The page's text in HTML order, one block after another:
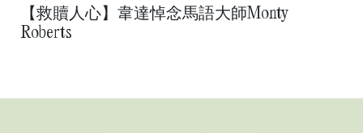
【救贖人心】韋達悼念馬語大師Monty
Roberts